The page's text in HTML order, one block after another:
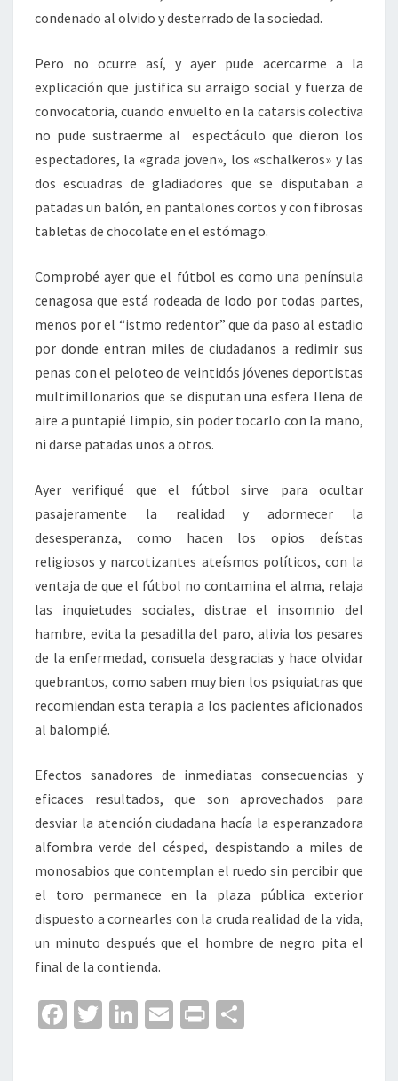
condenado al olvido y desterrado de la sociedad.
Pero no ocurre así, y ayer pude acercarme a la
explicación que justifica su arraigo social y fuerza de
convocatoria, cuando envuelto en la catarsis colectiva
no pude sustraerme al espectáculo que dieron los
espectadores, la «grada joven», los «schalkeros» y las
dos escuadras de gladiadores que se disputaban a
patadas un balón, en pantalones cortos y con fibrosas
tabletas de chocolate en el estómago.
Comprobé ayer que el fútbol es como una península
cenagosa que está rodeada de lodo por todas partes,
menos por el “istmo redentor” que da paso al estadio
por donde entran miles de ciudadanos a redimir sus
penas con el peloteo de veintidós jóvenes deportistas
multimillonarios que se disputan una esfera llena de
aire a puntapié limpio, sin poder tocarlo con la mano,
ni darse patadas unos a otros.
Ayer verifiqué que el fútbol sirve para ocultar
pasajeramente la realidad y adormecer la
desesperanza, como hacen los opios deístas
religiosos y narcotizantes ateísmos políticos, con la
ventaja de que el fútbol no contamina el alma, relaja
las inquietudes sociales, distrae el insomnio del
hambre, evita la pesadilla del paro, alivia los pesares
de la enfermedad, consuela desgracias y hace olvidar
quebrantos, como saben muy bien los psiquiatras que
recomiendan esta terapia a los pacientes aficionados
al balompié.
Efectos sanadores de inmediatas consecuencias y
eficaces resultados, que son aprovechados para
desviar la atención ciudadana hacía la esperanzadora
alfombra verde del césped, despistando a miles de
monosabios que contemplan el ruedo sin percibir que
el toro permanece en la plaza pública exterior
dispuesto a cornearles con la cruda realidad de la vida,
un minuto después que el hombre de negro pita el
final de la contienda.
Fa T
Li
E
Pr